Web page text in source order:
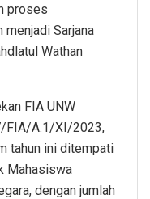
proses
menjadi Sarjana
Wathan
FIA UNW
FIA/A.1/XI/2023,
tahun ini ditempati
Mahasiswa
dengan jumlah